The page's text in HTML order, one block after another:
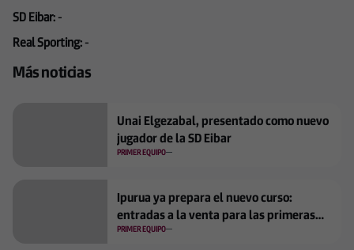
SD Eibar:-
Real Sporting:-
Más noticias
Unai Elgezabal, presentado como nuevo
jugador de la SD Eibar
PRIMER EQUIPO
Ipurua ya prepara el nuevo curso:
entradas a la venta para las primeras
jornadas
PRIMER EQUIPO